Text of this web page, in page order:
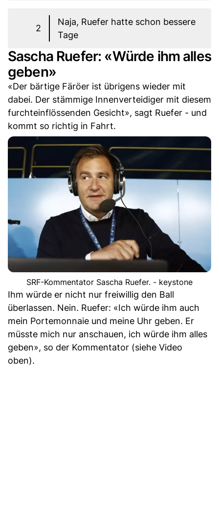
2
Naja, Ruefer hatte schon bessere
Tage
Sascha Ruefer: «Würde ihm alles
geben»
«Der bärtige Färöer ist übrigens wieder mit
dabei. Der stämmige Innenverteidiger mit diesem
furchteinflössenden Gesicht», sagt Ruefer - und
kommt so richtig in Fahrt.
SRF-Kommentator Sascha Ruefer. - keystone
Ihm würde er nicht nur freiwillig den Ball
überlassen. Nein. Ruefer: «Ich würde ihm auch
mein Portemonnaie und meine Uhr geben. Er
müsste mich nur anschauen, ich würde ihm alles
geben», so der Kommentator (siehe Video
oben).